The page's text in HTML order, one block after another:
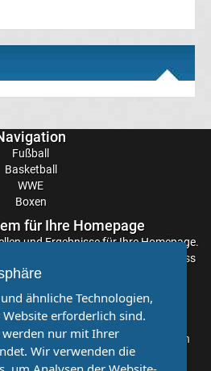
Fußball
Basketball
WWE
Boxen
für Ihre Homepage
und Ergebnisse für Ihre Homepage.
erfolgt alle paar Minuten, sodass
sind. Einfache und schnelle
Verein mehr Beachtung findet? Dann
Wir suchen Ihren Verein für eine
ähnliche Technologien,
erforderlich sind.
werden nur mit Ihrer
Wir verwenden die